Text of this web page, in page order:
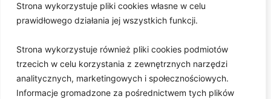
Strona wykorzystuje pliki cookies własne w celu
prawidłowego działania jej wszystkich funkcji.
Strona wykorzystuje również pliki cookies podmiotów
trzecich w celu korzystania z zewnętrznych narzędzi
analitycznych, marketingowych i społecznościowych.
Informacje gromadzone za pośrednictwem tych plików
Pracownia ogrodniczo-wikliniarska
Pracownia rękodzieła
Pracownia sztuki użytkowej
Pracownia poligraficzno-introligatorska
Pracownia technik gospodarczych i użytkowych
Pracownia gospodarstwa domowego